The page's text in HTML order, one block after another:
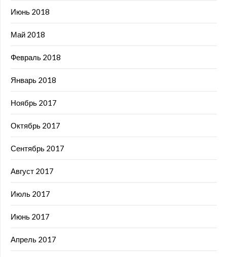
Июнь 2018
Май 2018
Февраль 2018
Январь 2018
Ноябрь 2017
Октябрь 2017
Сентябрь 2017
Август 2017
Июль 2017
Июнь 2017
Апрель 2017